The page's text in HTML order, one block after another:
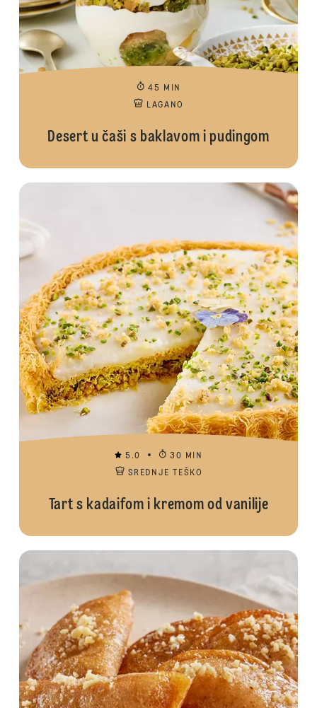
45 MIN
LAGANO
Desert u čaši s baklavom i pudingom
5.0
30 MIN
SREDNJE TEŠKO
Tart s kadaifom i kremom od vanilije